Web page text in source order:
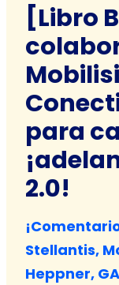
[Libro
para
2.0!
Stellantis,
Heppner,